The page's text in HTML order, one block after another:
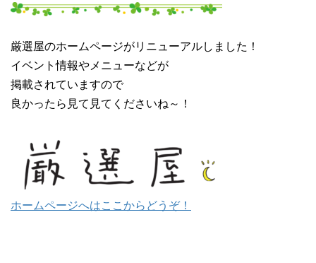
厳選屋のホームページがリニューアルしました！
イベント情報やメニューなどが
掲載されていますので
良かったら見て見てくださいね～！
ホームページへはここからどうぞ！